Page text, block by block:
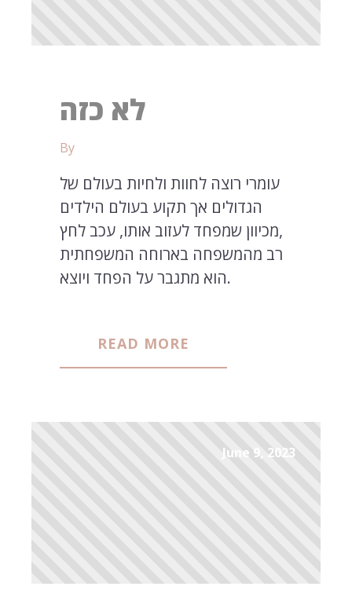
לא כזה
By
עומרי רוצה לחוות ולחיות בעולם של
הגדולים אך תקוע בעולם הילדים
,מכיוון שמפחד לעזוב אותו, עכב לחץ
רב מהמשפחה בארוחה המשפחתית
הוא מתגבר על הפחד ויוצא.
READ MORE
June 9, 2023